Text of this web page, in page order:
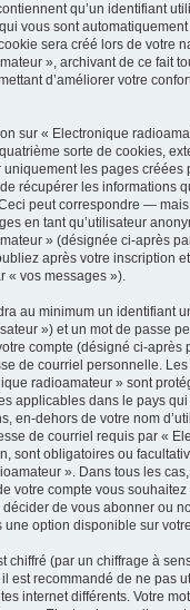
qu’un identifiant
vous sont
sera créé lors de votre
», archivant de ce fait
d’améliorer votre
sur « Electronique
sorte de cookies,
uniquement les pages créées
récupérer les informations
peut correspondre —
en tant qu’utilisateur
» (désignée ci-après
après votre inscription
« vos messages »).
au minimum un identifiant
») et un mot de passe
compte (désigné ci-après
de courriel personnelle.
radioamateur » sont
applicables dans le pays
en-dehors de votre nom
de courriel requis par «
sont obligatoires ou
». Dans tous les
votre compte vous
de vous abonner ou
une option disponible sur
chiffré (par un chiffrage à
est recommandé de ne pas
internet différents. Votre